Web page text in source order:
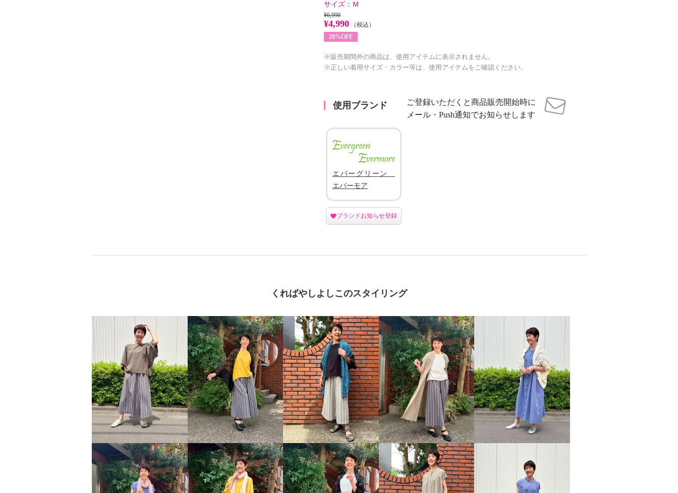
サイズ： Ｍ
¥6,990
¥4,990
（税込）
28%OFF
※販売期間外の商品は、使用アイテムに表示されません。
※正しい着用サイズ・カラー等は、使用アイテムをご確認ください。
使用ブランド
ご登録いただくと商品販売開始時に
メール・Push通知でお知らせします
エバーグリーン
エバーモア
ブランドお知らせ登録
くればやしよしこのスタイリング